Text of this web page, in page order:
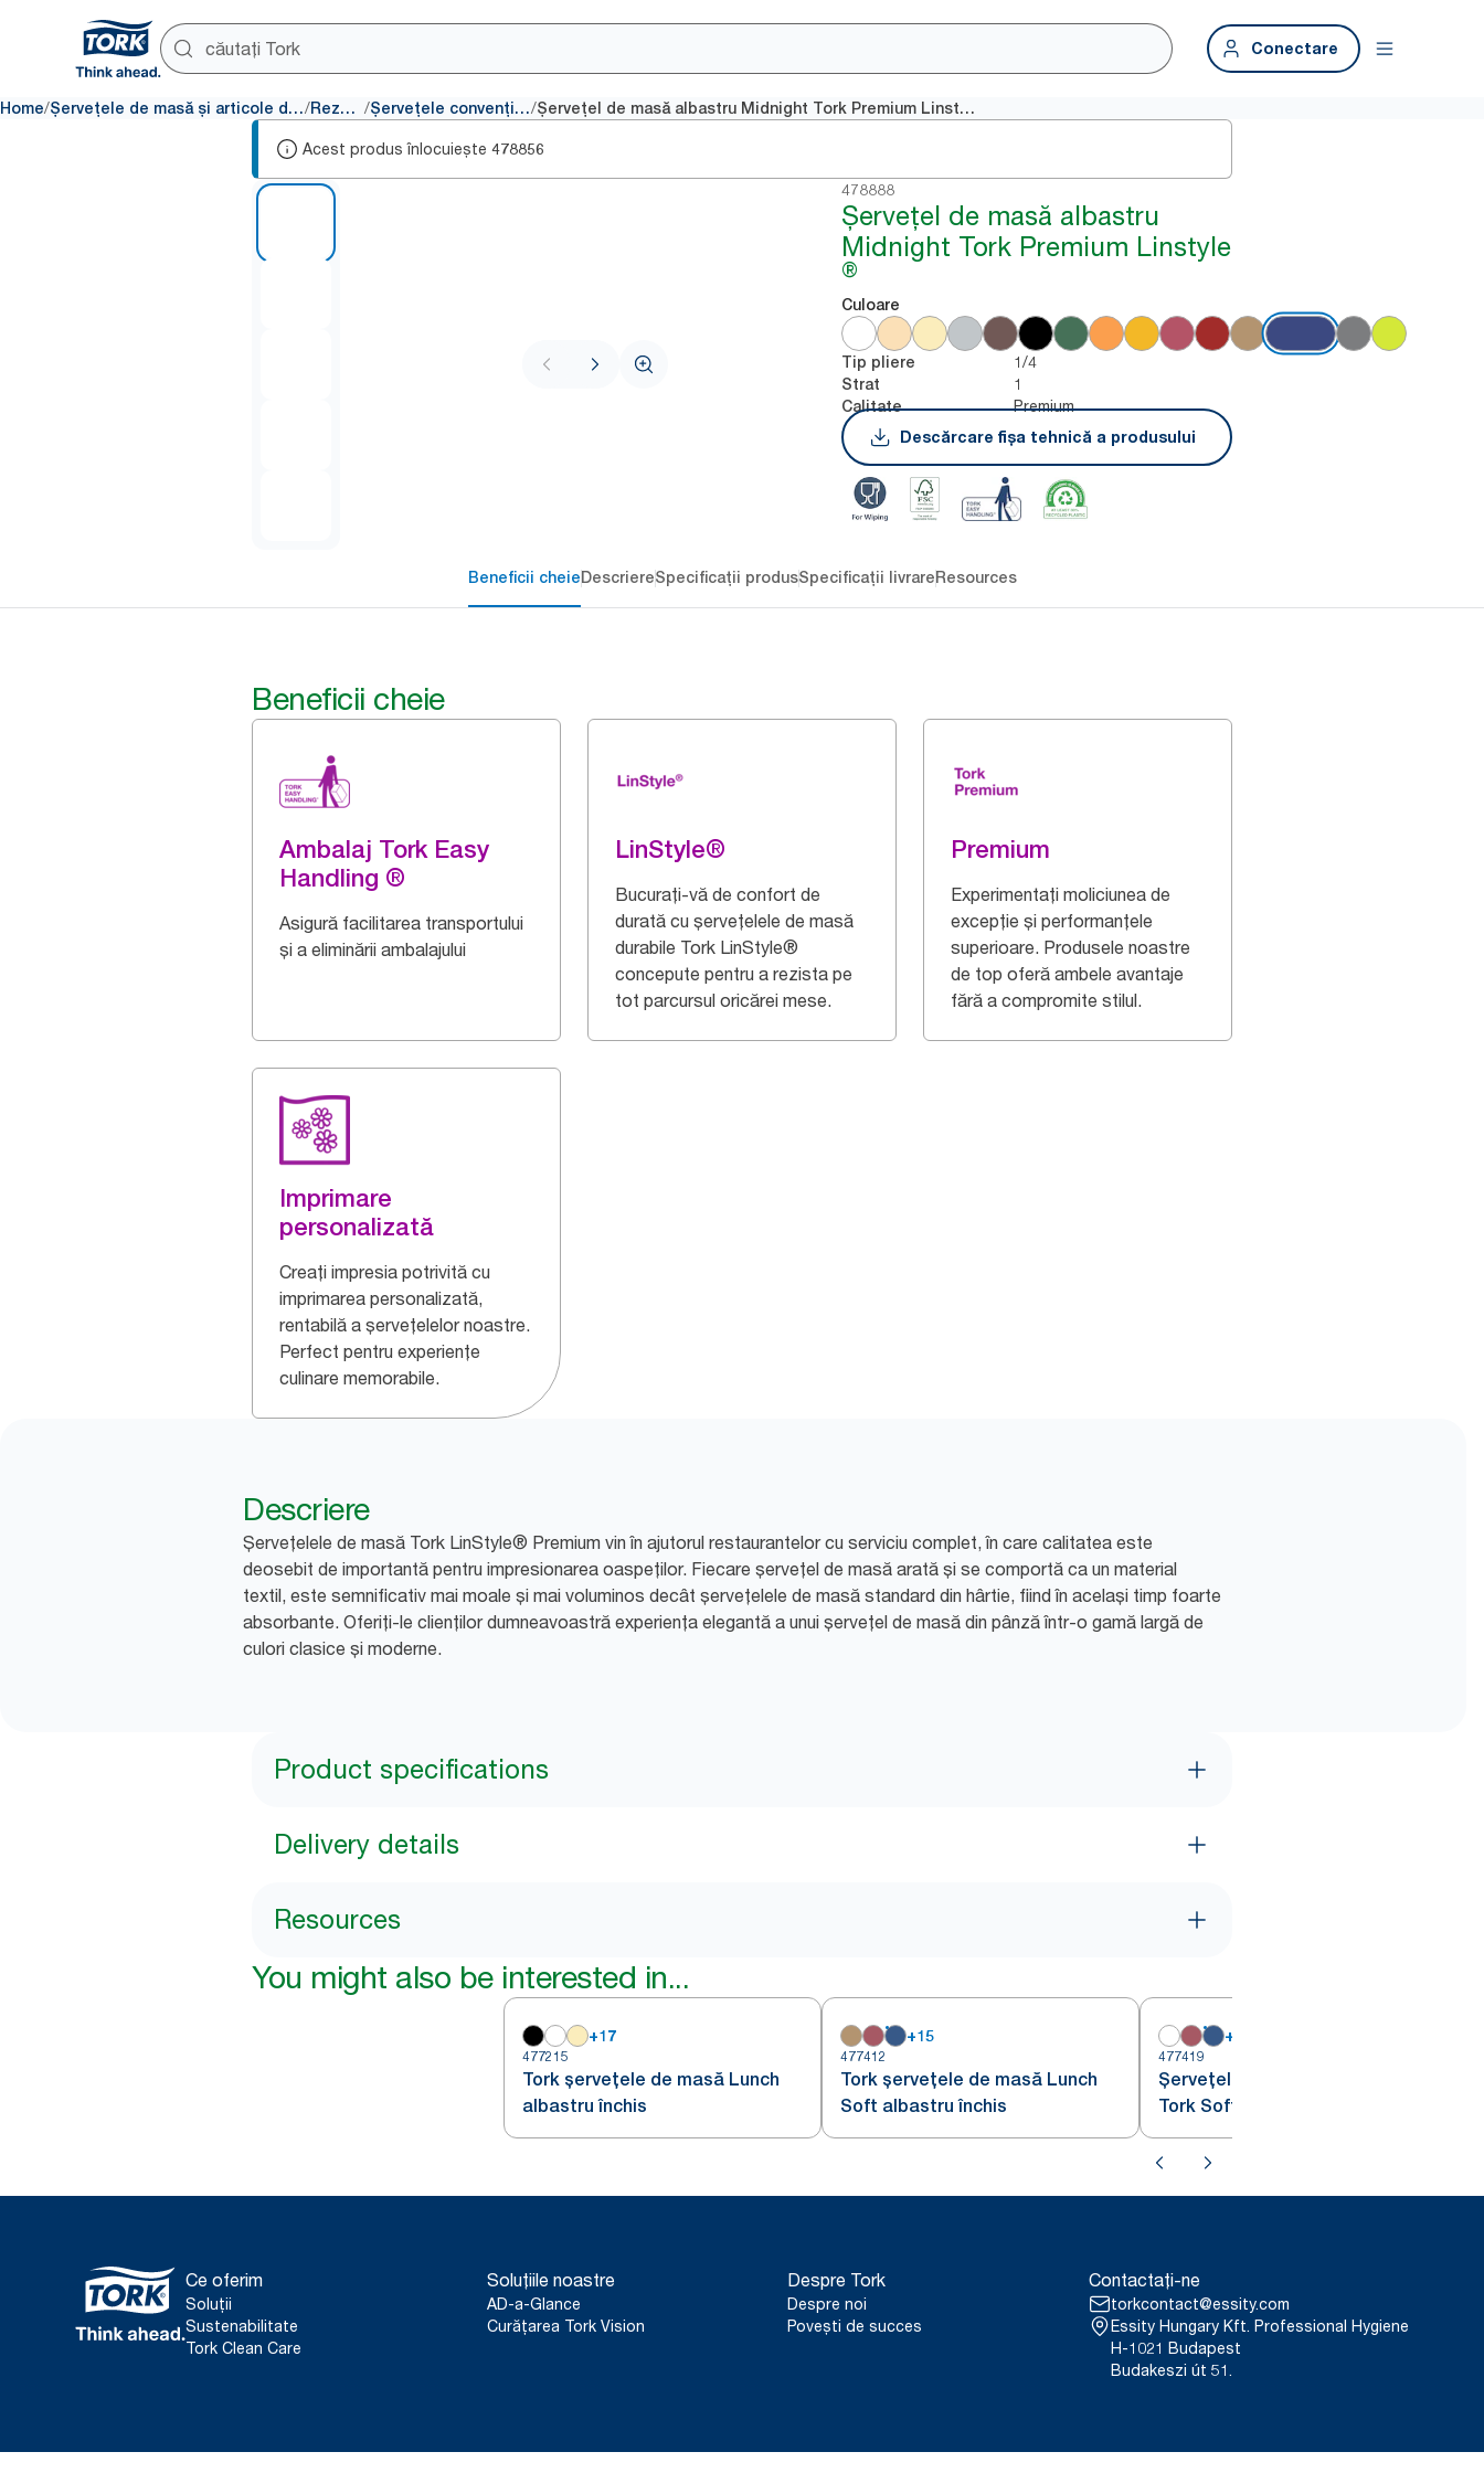
Conectare
Home/ Șervețele de masă și articole de masă/ Rezerve / Șervețele convenționale/ Șervețel de masă albastru Midnight Tork Premium Linstyle®
Acest produs înlocuiește 478856
478888
Șervețel de masă albastru
Midnight Tork Premium Linstyle
®
Culoare
Tip pliere 1/4
Strat 1
Calitate
Premium
Descărcare fișa tehnică a produsului
Beneficii cheieDescriereSpecificații produsSpecificații livrareResources
Beneficii cheie
Ambalaj Tork Easy
Handling ®
Asigură facilitarea transportului
și a eliminării ambalajului
LinStyle®
Bucurați-vă de confort de
durată cu șervețelele de masă
durabile Tork LinStyle®
concepute pentru a rezista pe
tot parcursul oricărei mese.
Premium
Experimentați moliciunea de
excepție și performanțele
superioare. Produsele noastre
de top oferă ambele avantaje
fără a compromite stilul.
Imprimare
personalizată
Creați impresia potrivită cu
imprimarea personalizată,
rentabilă a șervețelelor noastre.
Perfect pentru experiențe
culinare memorabile.
Descriere
Șervețelele de masă Tork LinStyle® Premium vin în ajutorul restaurantelor cu serviciu complet, în care calitatea este
deosebit de importantă pentru impresionarea oaspeților. Fiecare șervețel de masă arată și se comportă ca un material
textil, este semnificativ mai moale și mai voluminos decât șervețelele de masă standard din hârtie, fiind în același timp foarte
absorbante. Oferiți-le clienților dumneavoastră experiența elegantă a unui șervețel de masă din pânză într-o gamă largă de
culori clasice și moderne.
Product specifications
Delivery details
Resources
You might also be interested in...
+17
477215
Tork șervețele de masă Lunch
albastru închis
+15
477412
Tork șervețele de masă Lunch
Soft albastru închis
+
477419
Șervețel de masă albastru închis
Tork Soft Lunch împăturit 1/8
Ce oferim
Soluții
Sustenabilitate
Tork Clean Care
Soluțiile noastre
AD-a-Glance
Curățarea Tork Vision
Despre Tork
Despre noi
Povești de succes
Contactați-ne
torkcontact@essity.com
Essity Hungary Kft. Professional Hygiene
H-1021 Budapest
Budakeszi út 51.